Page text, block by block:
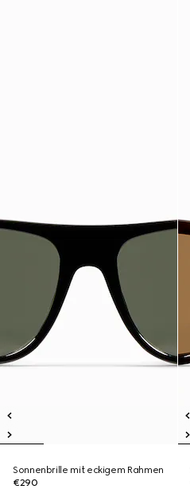
Sonnenbrille mit eckigem Rahmen
€290